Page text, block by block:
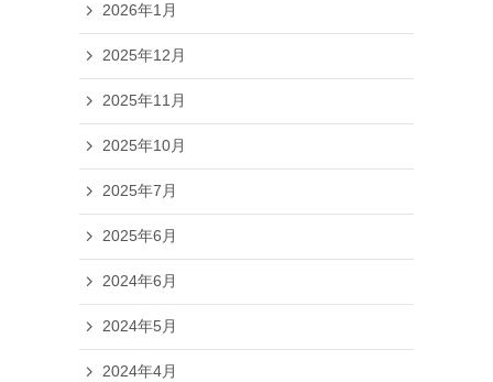
2026年1月
2025年12月
2025年11月
2025年10月
2025年7月
2025年6月
2024年6月
2024年5月
2024年4月